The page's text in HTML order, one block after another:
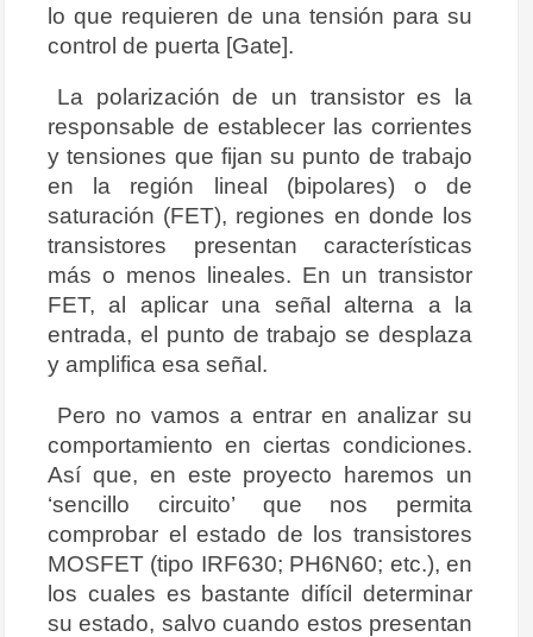
lo que requieren de una tensión para su
control de puerta [Gate].
La polarización de un transistor es la
responsable de establecer las corrientes
y tensiones que fijan su punto de trabajo
en la región lineal (bipolares) o de
saturación (FET), regiones en donde los
transistores presentan características
más o menos lineales. En un transistor
FET, al aplicar una señal alterna a la
entrada, el punto de trabajo se desplaza
y amplifica esa señal.
Pero no vamos a entrar en analizar su
comportamiento en ciertas condiciones.
Así que, en este proyecto haremos un
‘sencillo circuito’ que nos permita
comprobar el estado de los transistores
MOSFET (tipo IRF630; PH6N60; etc.), en
los cuales es bastante difícil determinar
su estado, salvo cuando estos presentan